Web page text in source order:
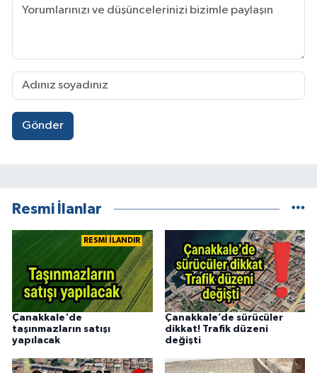
Gönder
Resmi İlanlar
RESMİ İLANDIR
Çanakkale'de
taşınmazların satışı
yapılacak
Çanakkale’de sürücüler
dikkat! Trafik düzeni
değişti